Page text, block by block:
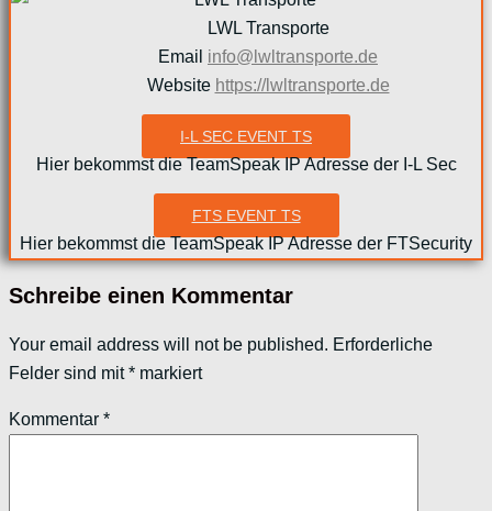
LWL Transporte
Email info@lwltransporte.de
Website https://lwltransporte.de
I-L SEC EVENT TS
Hier bekommst die TeamSpeak IP Adresse der I-L Sec
FTS EVENT TS
Hier bekommst die TeamSpeak IP Adresse der FTSecurity
Schreibe einen Kommentar
Your email address will not be published. Erforderliche
Felder sind mit* markiert
Kommentar *